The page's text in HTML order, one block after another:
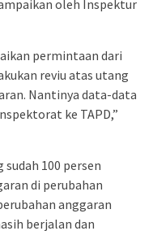
oleh Inspektur
permintaan dari
reviu atas utang
Nantinya data-data
ke TAPD,”
100 persen
di perubahan
anggaran
berjalan dan